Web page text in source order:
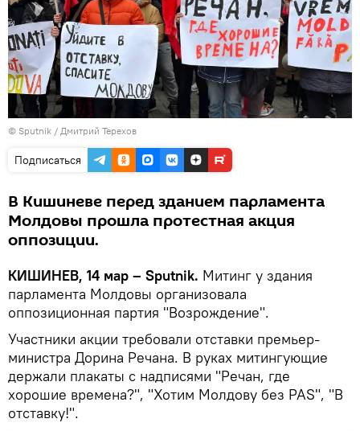
© Sputnik / Дмитрий Терехов
Подписаться
В Кишиневе перед зданием парламента
Молдовы прошла протестная акция
оппозиции.
КИШИНЕВ, 14 мар – Sputnik. Митинг у здания
парламента Молдовы организовала
оппозиционная партия "Возрождение".
Участники акции требовали отставки премьер-
министра Дорина Речана. В руках митингующие
держали плакаты с надписями "Речан, где
хорошие времена?", "Хотим Молдову без PAS", "В
отставку!".